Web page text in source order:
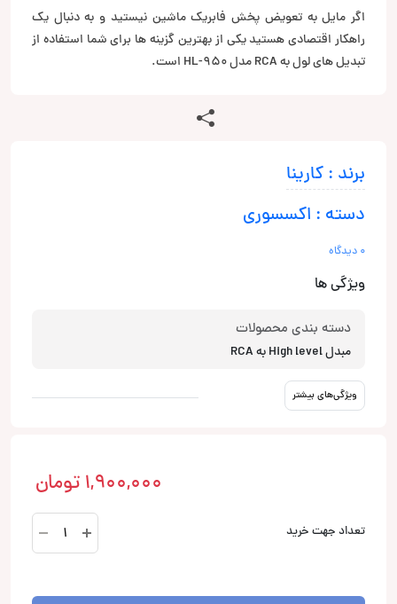
اگر مایل به تعویض پخش فابریک ماشین نیستید و به دنبال یک
راهکار اقتصادی هستید یکی از بهترین گزینه ها برای شما استفاده از
تبدیل های لول به RCA مدل HL-950 است.
برند : کارینا
دسته : اکسسوری
0 دیدگاه
ویژگی ها
دسته بندی محصولات
مبدل High level به RCA
ویژگی‌های بیشتر
1,900,000 تومان
تعداد جهت خرید
تبدیل
های